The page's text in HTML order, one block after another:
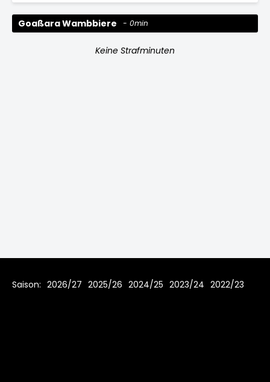
Goaßara Wambbiere 0min
Keine Strafminuten
Saison: 2026/27 2025/26 2024/25 2023/24 2022/23